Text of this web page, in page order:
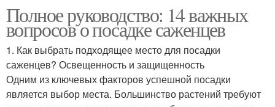
Полное руководство: 14 важных
вопросов о посадке саженцев
1. Как выбрать подходящее место для посадки
саженцев? Освещенность и защищенность
Одним из ключевых факторов успешной посадки
является выбор места. Большинство растений требуют